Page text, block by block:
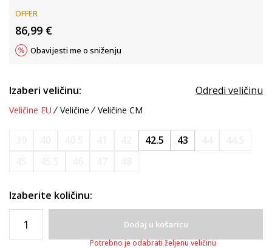
OFFER
86,99 €
Obavijesti me o sniženju
Izaberi veličinu: Odredi veličinu
Veličine EU Veličine Veličine CM
42.5 43
Izaberite količinu:
Dodaj u košaricu
Potrebno je odabrati željenu veličinu